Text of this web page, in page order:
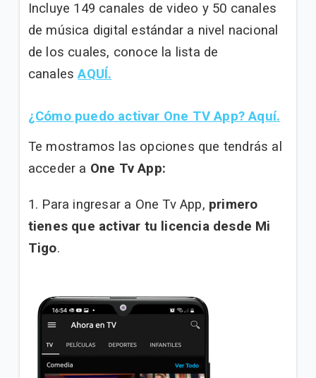
Incluye 149 canales de video y 50 canales
de música digital estándar a nivel nacional
de los cuales, conoce la lista de
canales AQUÍ.
¿Cómo puedo activar One TV App? Aquí.
Te mostramos las opciones que tendrás al
acceder a One Tv App:
1. Para ingresar a One Tv App, primero
tienes que activar tu licencia desde Mi
Tigo.